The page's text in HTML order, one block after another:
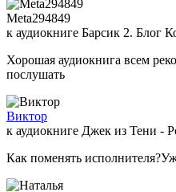
Meta294849
к аудиокниге Барсик 2. Блог
Хорошая аудиокнига всем
послушать
Виктор
к аудиокниге Джек из Тени -
Как поменять